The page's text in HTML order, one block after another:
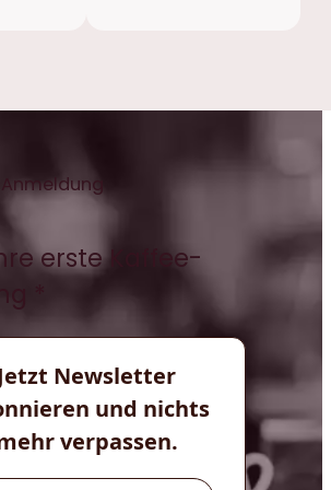
erste Kaffee-
*
Newsletter
und nichts
verpassen.